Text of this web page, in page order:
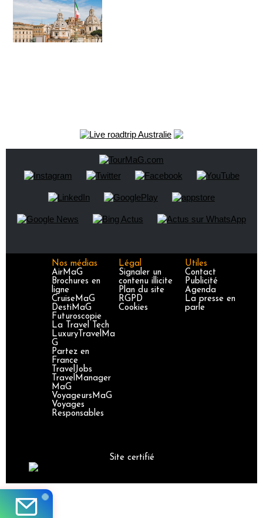
Nos médias
AirMaG
Brochures en
ligne
CruiseMaG
DestiMaG
Futuroscopie
La Travel Tech
LuxuryTravelMa
G
Partez en
France
TravelJobs
TravelManager
MaG
VoyageursMaG
Voyages
Responsables
Légal
Signaler un
contenu illicite
Plan du site
RGPD
Cookies
Utiles
Contact
Publicité
Agenda
La presse en
parle
Site certifié